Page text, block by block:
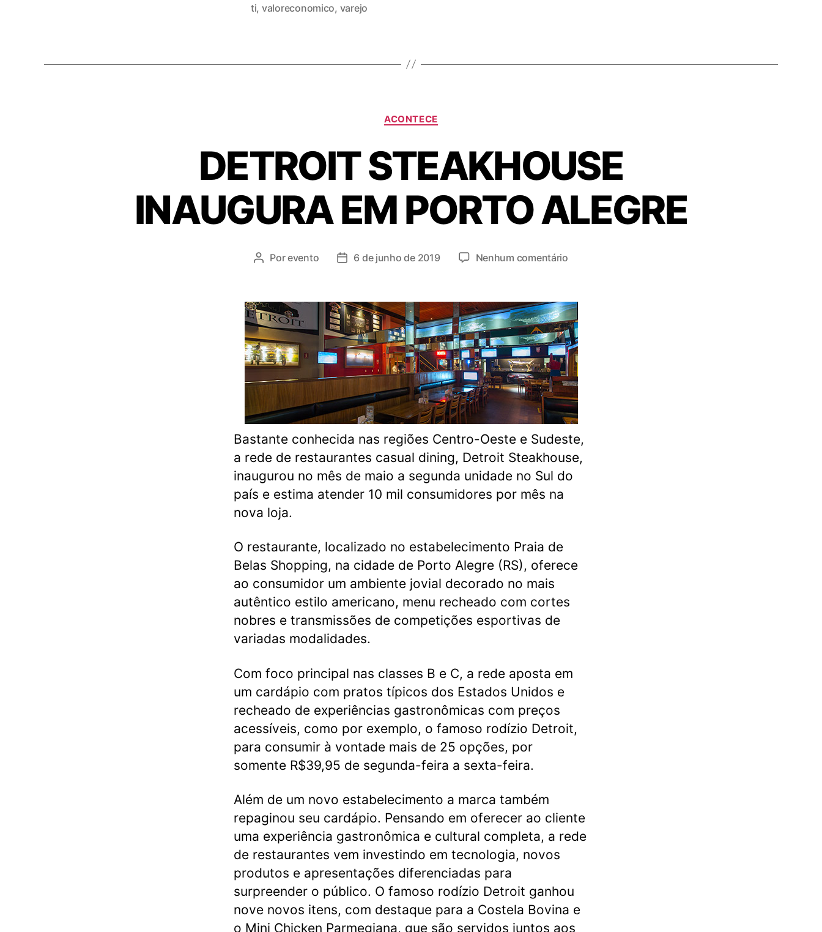
ti, valoreconomico, varejo
ACONTECE
DETROIT STEAKHOUSE
INAUGURA EM PORTO ALEGRE
Porevento 6 de junho de 2019 Nenhum comentário
Bastante conhecida nas regiões Centro-Oeste e Sudeste,
a rede de restaurantes casual dining, Detroit Steakhouse,
inaugurou no mês de maio a segunda unidade no Sul do
país e estima atender 10 mil consumidores por mês na
nova loja.
O restaurante, localizado no estabelecimento Praia de
Belas Shopping, na cidade de Porto Alegre (RS), oferece
ao consumidor um ambiente jovial decorado no mais
autêntico estilo americano, menu recheado com cortes
nobres e transmissões de competições esportivas de
variadas modalidades.
Com foco principal nas classes B e C, a rede aposta em
um cardápio com pratos típicos dos Estados Unidos e
recheado de experiências gastronômicas com preços
acessíveis, como por exemplo, o famoso rodízio Detroit,
para consumir à vontade mais de 25 opções, por
somente R$39,95 de segunda-feira a sexta-feira.
Além de um novo estabelecimento a marca também
repaginou seu cardápio. Pensando em oferecer ao cliente
uma experiência gastronômica e cultural completa, a rede
de restaurantes vem investindo em tecnologia, novos
produtos e apresentações diferenciadas para
surpreender o público. O famoso rodízio Detroit ganhou
nove novos itens, com destaque para a Costela Bovina e
o Mini Chicken Parmegiana, que são servidos juntos aos